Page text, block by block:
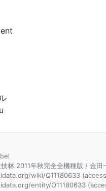
林 2011年秋完全全機種版 / 金田
wiki/Q11180633
entity/Q11180633